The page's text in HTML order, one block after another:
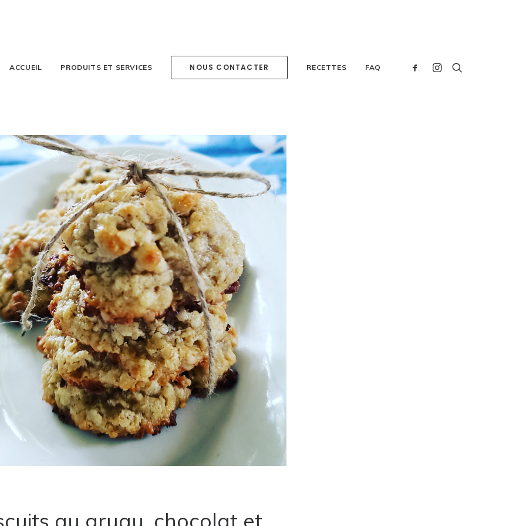
ACCUEIL PRODUITS ET SERVICES NOUS CONTACTER RECETTES FAQ
au gruau, chocolat et